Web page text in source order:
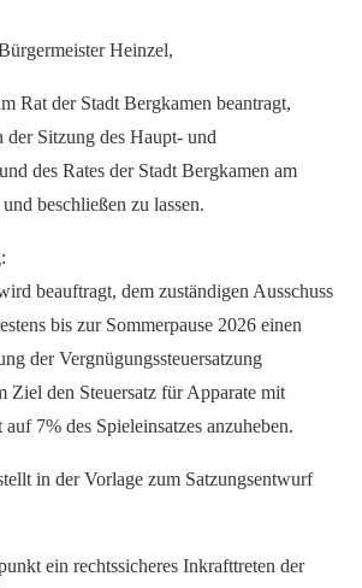
Heinzel,
Rat der Stadt Bergkamen beantragt,
Sitzung des Haupt- und
des Rates der Stadt Bergkamen am
beschließen zu lassen.
beauftragt, dem zuständigen Ausschuss
bis zur Sommerpause 2026 einen
der Vergnügungssteuersatzung
Ziel den Steuersatz für Apparate mit
7% des Spieleinsatzes anzuheben.
in der Vorlage zum Satzungsentwurf
ein rechtssicheres Inkrafttreten der